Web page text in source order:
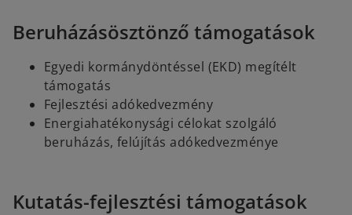
Beruházásösztönző támogatások
Egyedi kormánydöntéssel (EKD) megítélt
támogatás
Fejlesztési adókedvezmény
Energiahatékonysági célokat szolgáló
beruházás, felújítás adókedvezménye
Kutatás-fejlesztési támogatások